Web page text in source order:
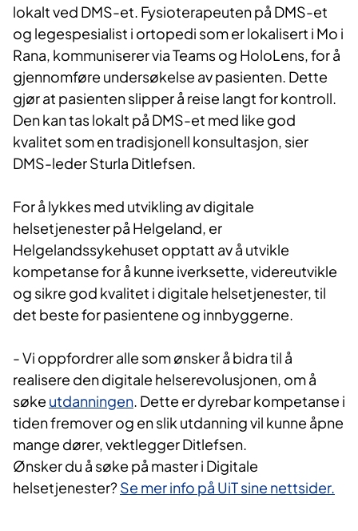
lokalt ved DMS-et. Fysioterapeuten på DMS-et
og legespesialist i ortopedi som er lokalisert i Mo i
Rana, kommuniserer via Teams og HoloLens, for å
gjennomføre undersøkelse av pasienten. Dette
gjør at pasienten slipper å reise langt for kontroll.
Den kan tas lokalt på DMS-et med like god
kvalitet som en tradisjonell konsultasjon, sier
DMS-leder Sturla Ditlefsen.
For å lykkes med utvikling av digitale
helsetjenester på Helgeland, er
Helgelandssykehuset opptatt av å utvikle
kompetanse for å kunne iverksette, videreutvikle
og sikre god kvalitet i digitale helsetjenester, til
det beste for pasientene og innbyggerne.
- Vi oppfordrer alle som ønsker å bidra til å
realisere den digitale helserevolusjonen, om å
søke utdanningen. Dette er dyrebar kompetanse i
tiden fremover og en slik utdanning vil kunne åpne
mange dører, vektlegger Ditlefsen.
Ønsker du å søke på master i Digitale
helsetjenester?Se mer info på UiT sine nettsider.​